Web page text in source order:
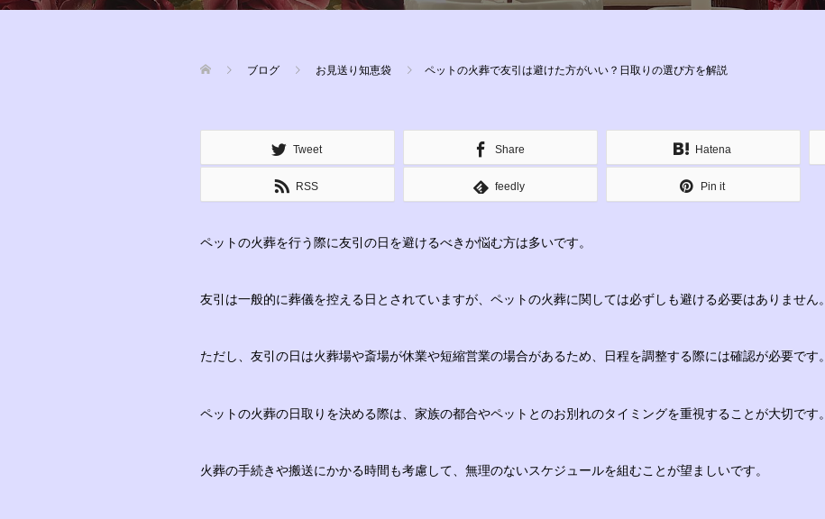
ブログ お見送り知恵袋 ペットの火葬で友引は避けた方がいい？日取りの選び方を解説
Tweet Share Hatena
RSS feedly Pin it
ペットの火葬を行う際に友引の日を避けるべきか悩む方は多いです。
友引は一般的に葬儀を控える日とされていますが、ペットの火葬に関しては必ずしも避ける必要はありません。
ただし、友引の日は火葬場や斎場が休業や短縮営業の場合があるため、日程を調整する際には確認が必要です。
ペットの火葬の日取りを決める際は、家族の都合やペットとのお別れのタイミングを重視することが大切です。
火葬の手続きや搬送にかかる時間も考慮して、無理のないスケジュールを組むことが望ましいです。